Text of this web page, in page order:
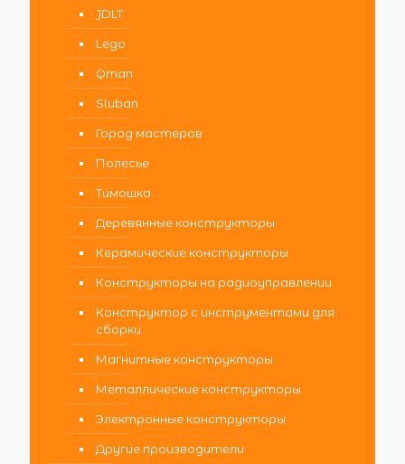
JDLT
Lego
Qman
Sluban
Город мастеров
Полесье
Тимошка
Деревянные конструкторы
Керамические конструкторы
Конструкторы на радиоуправлении
Конструктор с инструментами для
сборки
Магнитные конструкторы
Металлические конструкторы
Электронные конструкторы
Другие производители